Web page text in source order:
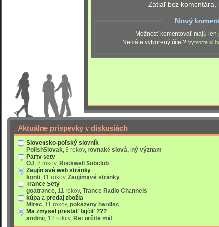
Zatiaľ bez komentára,
Nový
Možnosť komentovať majú len
Nemáte vytvorený účet? Vytvorte si
Aktuálne príspevky v diskusiách
Slovensko-poľský slovník
PolishSlovak, 8 rokov, rovnaké slová, iný význam
Party sety
OJ, 8 rokov, Rockwell Subclub
Zaujímavé web stránky
konti, 11 rokov, Zaujímavé stránky
Trance Sety
goatrance, 11 rokov, Trance Radio Channels
kúpa a predaj zbožia
Mirec, 11 rokov, pokazeny hardisc
Ma zmysel prestať fajčiť ???
anding, 12 rokov, Re: určite má!